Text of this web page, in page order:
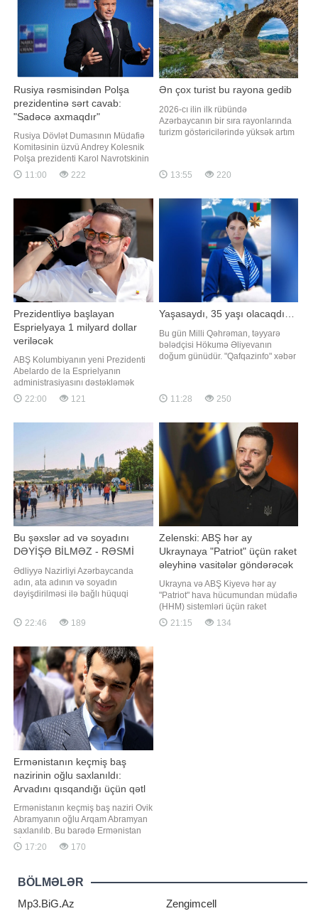
seçiləcəy
Rusiya rəsmisindən Polşa
prezidentinə sərt cavab:
"Sadəcə axmaqdır"
Rusiya Dövlət Dumasının Müdafiə
Komitəsinin üzvü Andrey Kolesnik
Polşa prezidenti Karol Navrotskinin
Ukraynaya "moskvalıları məğlub
etmək" çağırışına münasibət bildirib.
yayıb. Rusiya rəsmisi Polşa
prezidentini sərt ifadələrlə tənqid
edib. "Karol Navrotsk
11:00 222
Ən çox turist bu rayona gedib
2026-cı ilin ilk rübündə
Azərbaycanın bir sıra rayonlarında
turizm göstəricilərində yüksək artım
barədə -ın sorğusuna cavab olaraq
məlumat verilib. Turizm gəlirlərinin
13:55 220
Prezidentliyə başlayan
Esprielyaya 1 milyard dollar
veriləcək
ABŞ Kolumbiyanın yeni Prezidenti
Abelardo de la Esprielyanın
administrasiyasını dəstəkləmək
məqsədilə 1 milyard dollar vəsait
ayıracaq. xəbər verir ki, bu barədə
ABŞ Prezidenti Donald Trampın
22:00 121
Yaşasaydı, 35 yaşı olacaqdı…
Bu gün Milli Qəhrəman, təyyarə
bələdçisi Hökumə Əliyevanın
doğum günüdür. "Qafqazinfo" xəbər
işğal səbəbindən məcburi köçkün
Rusiyada yaşayıb. O, Volqoqradd
11:28 250
Bu şəxslər ad və soyadını
DƏYİŞƏ BİLMƏZ - RƏSMİ
Ədliyyə Nazirliyi Azərbaycanda
adın, ata adının və soyadın
dəyişdirilməsi ilə bağlı hüquqi
olduğu əsas qaydaları bir daha
xatırladıb. "Bakupost" xəbər verir ki,
Azərbaycan vətəndaşları 18 yaşına
çatdıqdan sonra adını, ata adın
22:46 189
Zelenski: ABŞ hər ay
Ukraynaya "Patriot" üçün raket
əleyhinə vasitələr göndərəcək
Ukrayna və ABŞ Kiyevə hər ay
"Patriot" hava hücumundan müdafiə
(HHM) sistemləri üçün raket
əleyhinə vasitələrin tədarük
edilməsi barədə razılığa gəliblər.
21:15 134
Ermənistanın keçmiş baş
nazirinin oğlu saxlanıldı:
Arvadını qısqandığı üçün qətl
sifariş etdi
Ermənistanın keçmiş baş naziri Ovik
Abramyanın oğlu Arqam Abramyan
saxlanılıb. Bu barədə Ermənistan
KİV-ə istinadən məlumat verir. Qeyd
edilir ki, A.Abramyan "Çiçəklənən
Qaqik Sarukyanın kürəkənidir. Daha
əvvəl Ermənistan İstintaq
Komitəsinin bildirdiyinə görə
17:20 170
BÖLMƏLƏR
Mp3.BiG.Az
Zengimcell